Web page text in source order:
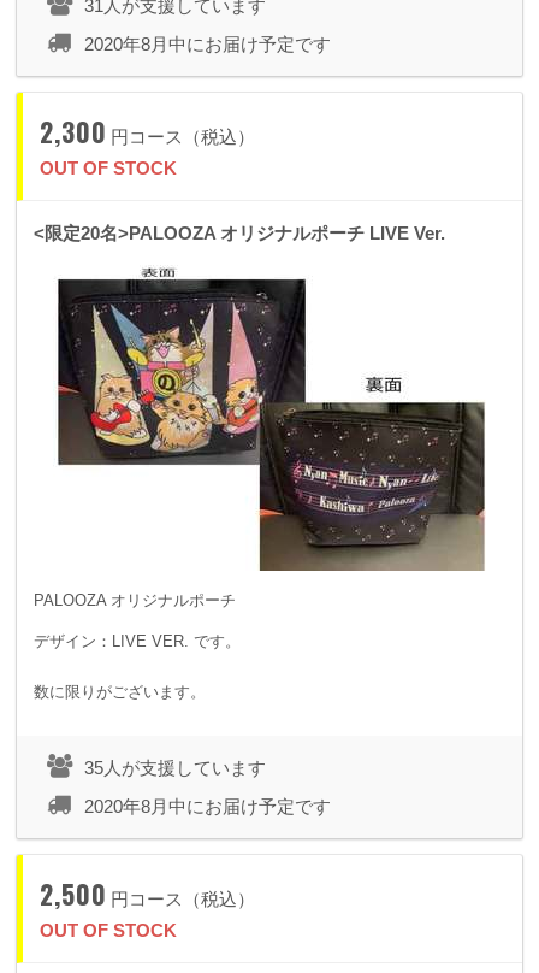
31人が支援しています
2020年8月中にお届け予定です
2,300 円コース（税込）
OUT OF STOCK
<限定20名>PALOOZA オリジナルポーチ LIVE Ver.
PALOOZA オリジナルポーチ
デザイン：LIVE VER. です。
数に限りがございます。
35人が支援しています
2020年8月中にお届け予定です
2,500 円コース（税込）
OUT OF STOCK